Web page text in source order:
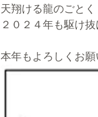
天翔ける龍のごとく
２０２４年も駆け
本年もよろしくお